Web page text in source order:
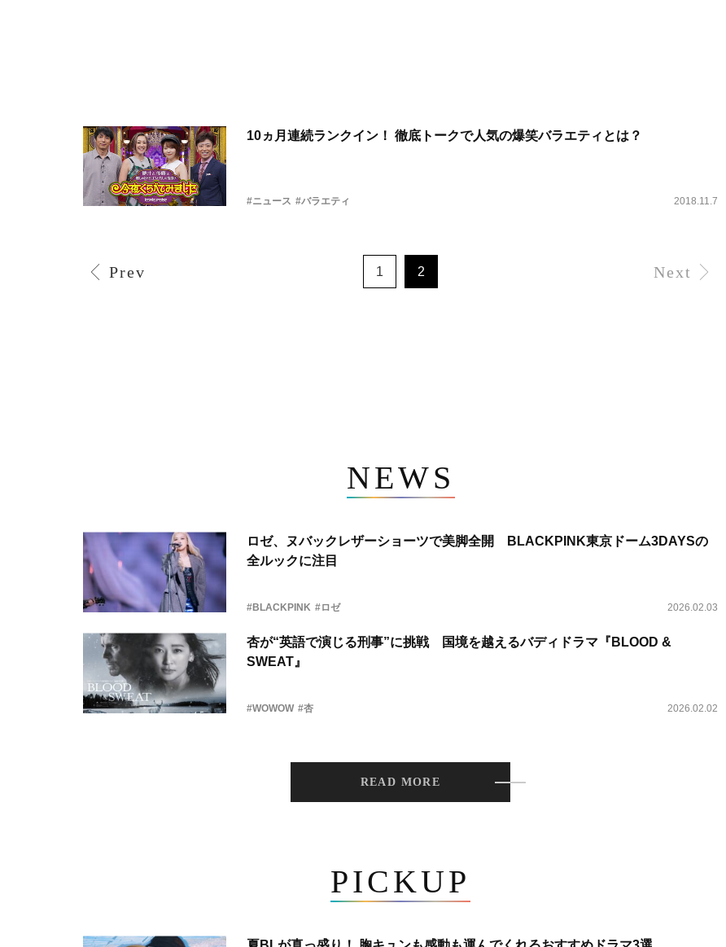
10ヵ月連続ランクイン！ 徹底トークで人気の爆笑バラエティとは？
#ニュース #バラエティ 2018.11.7
Prev 1 2 Next
NEWS
ロゼ、ヌバックレザーショーツで美脚全開 BLACKPINK東京ドーム3DAYSの
全ルックに注目
#BLACKPINK #ロゼ 2026.02.03
杏が“英語で演じる刑事”に挑戦 国境を越えるバディドラマ『BLOOD &
SWEAT』
#WOWOW #杏 2026.02.02
READ MORE
PICKUP